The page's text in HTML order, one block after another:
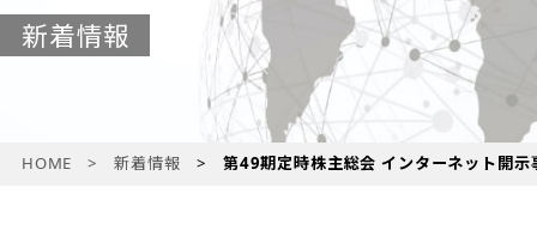
新着情報
HOME 新着情報 第49期定時株主総会 インターネット開示